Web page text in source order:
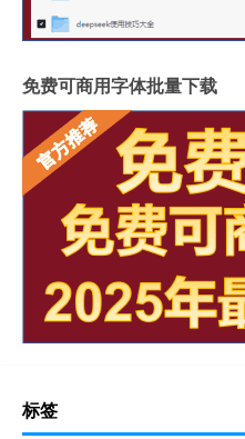
免费可商用字体批量下载
标签